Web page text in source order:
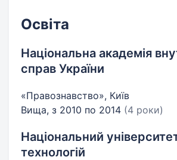
Освіта
Національна академія
справ України
«Правознавство», Київ
Вища, з 2010 по 2014 (4 роки)
Національний
технологій